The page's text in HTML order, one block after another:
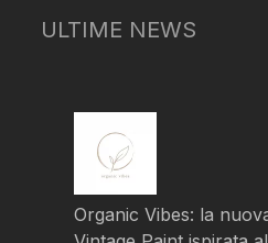
ULTIME NEWS
Organic Vibes: la